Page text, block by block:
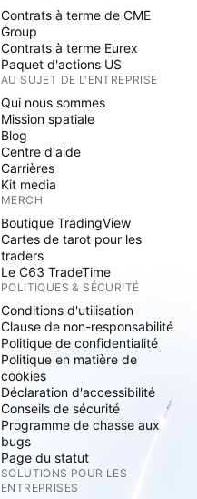
Contrats à terme de CME
Group
Contrats à terme Eurex
Paquet d'actions US
AU SUJET DE L'ENTREPRISE
Qui nous sommes
Mission spatiale
Blog
Centre d'aide
Carrières
Kit media
MERCH
Boutique TradingView
Cartes de tarot pour les
traders
Le C63 TradeTime
POLITIQUES & SÉCURITÉ
Conditions d'utilisation
Clause de non-responsabilité
Politique de confidentialité
Politique en matière de
cookies
Déclaration d'accessibilité
Conseils de sécurité
Programme de chasse aux
bugs
Page du statut
SOLUTIONS POUR LES
ENTREPRISES